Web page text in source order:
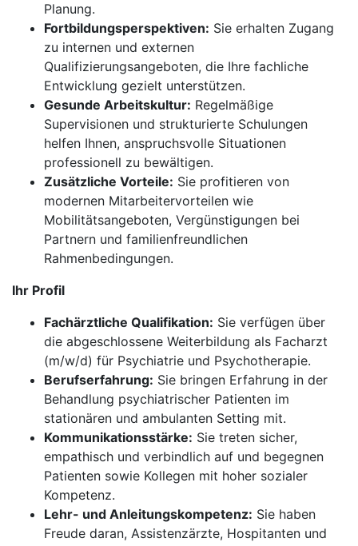
Planung.
Fortbildungsperspektiven: Sie erhalten Zugang
zu internen und externen
Qualifizierungsangeboten, die Ihre fachliche
Entwicklung gezielt unterstützen.
Gesunde Arbeitskultur: Regelmäßige
Supervisionen und strukturierte Schulungen
helfen Ihnen, anspruchsvolle Situationen
professionell zu bewältigen.
Zusätzliche Vorteile: Sie profitieren von
modernen Mitarbeitervorteilen wie
Mobilitätsangeboten, Vergünstigungen bei
Partnern und familienfreundlichen
Rahmenbedingungen.
Ihr Profil
Fachärztliche Qualifikation: Sie verfügen über
die abgeschlossene Weiterbildung als Facharzt
(m/w/d) für Psychiatrie und Psychotherapie.
Berufserfahrung: Sie bringen Erfahrung in der
Behandlung psychiatrischer Patienten im
stationären und ambulanten Setting mit.
Kommunikationsstärke: Sie treten sicher,
empathisch und verbindlich auf und begegnen
Patienten sowie Kollegen mit hoher sozialer
Kompetenz.
Lehr- und Anleitungskompetenz: Sie haben
Freude daran, Assistenzärzte, Hospitanten und